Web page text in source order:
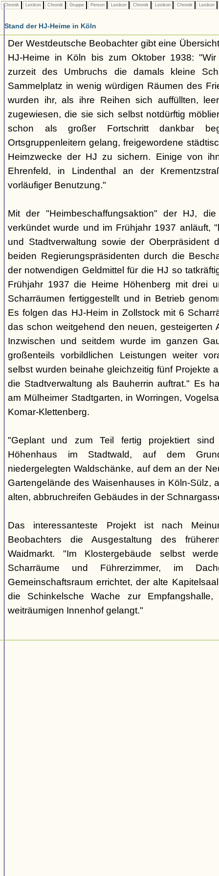
Chronik Lexikon Chronik Gruppe Person Lexikon Chronik Lexikon Chronik Lexikon
Stand der HJ-Heime in Köln
Der Westdeutsche Beobachter gibt eine
HJ-Heime in Köln bis zum Oktober 1938:
zurzeit des Umbruchs die damals kleine
Sammelplatz in wenig würdigen Räumen des
wurden ihr, als ihre Reihen sich auffüllten,
zugewiesen, die sie sich selbst notdürftig
schon als großer Fortschritt dankbar
Ortsgruppenleitern gelang, freigewordene
Heimzwecke der HJ zu sichern. Einige von
Ehrenfeld, in Lindenthal an der
vorläufiger Benutzung."
Mit der "Heimbeschaffungsaktion" der HJ,
verkündet wurde und im Frühjahr 1937 anläuft,
und Stadtverwaltung sowie der Oberpräsident
beiden Regierungspräsidenten durch die
der notwendigen Geldmittel für die HJ so
Frühjahr 1937 die Heime Höhenberg mit drei
Scharräumen fertiggestellt und in Betrieb
Es folgen das HJ-Heim in Zollstock mit 6
das schon weitgehend den neuen, gesteigerten
Inzwischen und seitdem wurde im ganzen
großenteils vorbildlichen Leistungen weiter
selbst wurden beinahe gleichzeitig fünf Projekte
die Stadtverwaltung als Bauherrin auftrat." Es
am Mülheimer Stadtgarten, in Worringen,
Komar-Klettenberg.
"Geplant und zum Teil fertig projektiert sind
Höhenhaus im Stadtwald, auf dem
niedergelegten Waldschänke, auf dem an der
Gartengelände des Waisenhauses in Köln-Sülz,
alten, abbruchreifen Gebäudes in der
Das interessanteste Projekt ist nach
Beobachters die Ausgestaltung des
Waidmarkt. "Im Klostergebäude selbst
Scharräume und Führerzimmer, im
Gemeinschaftsraum errichtet, der alte
die Schinkelsche Wache zur
weiträumigen Innenhof gelangt."